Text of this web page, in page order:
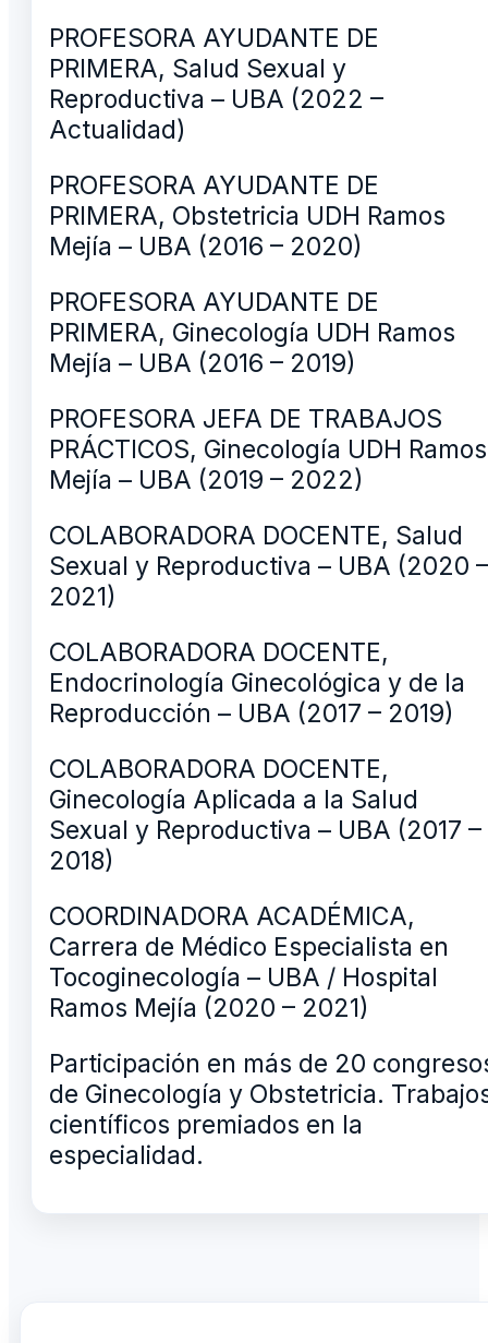
PROFESORA AYUDANTE DE
PRIMERA, Salud Sexual y
Reproductiva – UBA (2022 –
Actualidad)
PROFESORA AYUDANTE DE
PRIMERA, Obstetricia UDH Ramos
Mejía – UBA (2016 – 2020)
PROFESORA AYUDANTE DE
PRIMERA, Ginecología UDH Ramos
Mejía – UBA (2016 – 2019)
PROFESORA JEFA DE TRABAJOS
PRÁCTICOS, Ginecología UDH Ramos
Mejía – UBA (2019 – 2022)
COLABORADORA DOCENTE, Salud
Sexual y Reproductiva – UBA (2020 –
2021)
COLABORADORA DOCENTE,
Endocrinología Ginecológica y de la
Reproducción – UBA (2017 – 2019)
COLABORADORA DOCENTE,
Ginecología Aplicada a la Salud
Sexual y Reproductiva – UBA (2017 –
2018)
COORDINADORA ACADÉMICA,
Carrera de Médico Especialista en
Tocoginecología – UBA / Hospital
Ramos Mejía (2020 – 2021)
Participación en más de 20
de Ginecología y Obstetricia.
científicos premiados en la
especialidad.